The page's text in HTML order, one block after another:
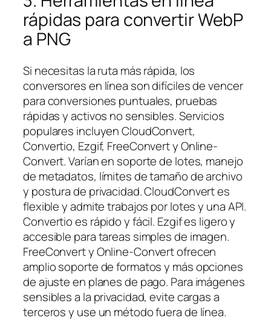
rápidas para convertir WebP
a PNG
Si necesitas la ruta más rápida, los
conversores en línea son difíciles de vencer
para conversiones puntuales, pruebas
rápidas y activos no sensibles. Servicios
populares incluyen CloudConvert,
Convertio, Ezgif, FreeConvert y Online-
Convert. Varían en soporte de lotes, manejo
de metadatos, límites de tamaño de archivo
y postura de privacidad. CloudConvert es
flexible y admite trabajos por lotes y una API.
Convertio es rápido y fácil. Ezgif es ligero y
accesible para tareas simples de imagen.
FreeConvert y Online-Convert ofrecen
amplio soporte de formatos y más opciones
de ajuste en planes de pago. Para imágenes
sensibles a la privacidad, evite cargas a
terceros y use un método fuera de línea.